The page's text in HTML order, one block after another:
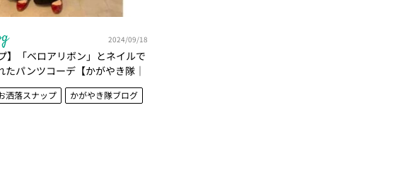
2024/09/18
】「ベロアリボン」とネイルで
たパンツコーデ【かがやき隊│
】
洒落スナップ かがやき隊ブログ